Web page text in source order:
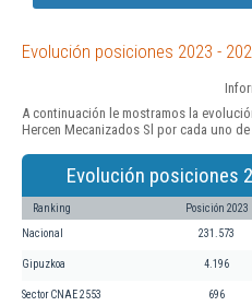
Evolución posiciones 2023 -
A continuación le mostramos la
Hercen Mecanizados Sl por cada uno
Evolución posiciones
Ranking Posición 2023
Nacional 231.573
Gipuzkoa 4.196
Sector CNAE 2553 696